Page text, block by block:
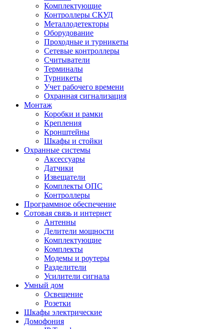
Комплектующие
Контроллеры СКУД
Металлодетекторы
Оборудование
Проходные и турникеты
Сетевые контроллеры
Считыватели
Терминалы
Турникеты
Учет рабочего времени
Охранная сигнализация
Монтаж
Коробки и рамки
Крепления
Кронштейны
Шкафы и стойки
Охранные системы
Аксессуары
Датчики
Извещатели
Комплекты ОПС
Контроллеры
Программное обеспечение
Сотовая связь и интернет
Антенны
Делители мощности
Комплектующие
Комплекты
Модемы и роутеры
Разделители
Усилители сигнала
Умный дом
Освещение
Розетки
Шкафы электрические
Домофония